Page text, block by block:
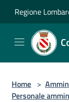
Regione
Home >
Personale